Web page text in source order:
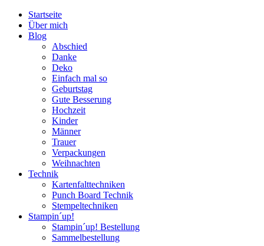
Startseite
Über mich
Blog
Abschied
Danke
Deko
Einfach mal so
Geburtstag
Gute Besserung
Hochzeit
Kinder
Männer
Trauer
Verpackungen
Weihnachten
Technik
Kartenfalttechniken
Punch Board Technik
Stempeltechniken
Stampin´up!
Stampin´up! Bestellung
Sammelbestellung